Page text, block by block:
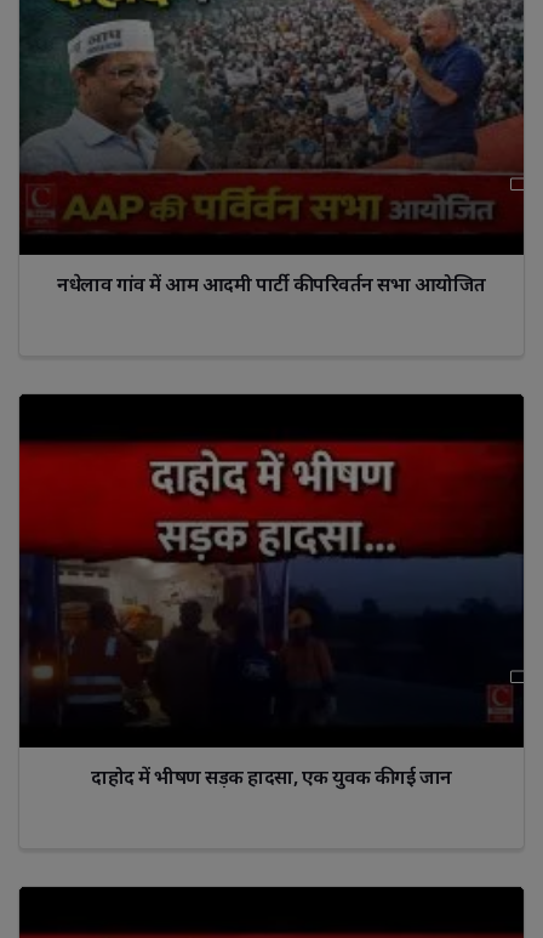
नधेलाव गांव में आम आदमी पार्टी की परिवर्तन सभा आयोजित
दाहोद में भीषण सड़क हादसा, एक युवक की गई जान